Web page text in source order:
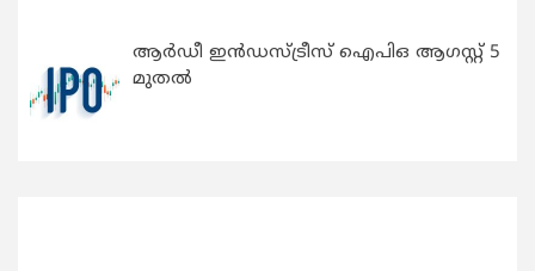
ആർഡീ ഇൻഡസ്ട്രീസ് ഐപിഒ ആഗസ്റ്റ് 5
മുതൽ